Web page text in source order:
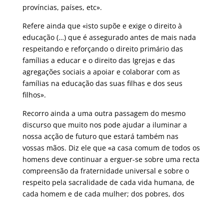
províncias, países, etc».
Refere ainda que «isto supõe e exige o direito à
educação (…) que é assegurado antes de mais nada
respeitando e reforçando o direito primário das
famílias a educar e o direito das Igrejas e das
agregações sociais a apoiar e colaborar com as
famílias na educação das suas filhas e dos seus
filhos».
Recorro ainda a uma outra passagem do mesmo
discurso que muito nos pode ajudar a iluminar a
nossa acção de futuro que estará também nas
vossas mãos. Diz ele que «a casa comum de todos os
homens deve continuar a erguer-se sobre uma recta
compreensão da fraternidade universal e sobre o
respeito pela sacralidade de cada vida humana, de
cada homem e de cada mulher; dos pobres, dos